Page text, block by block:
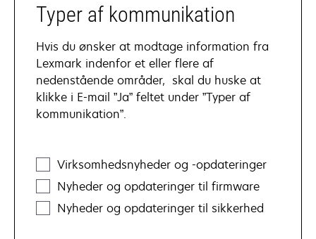
Typer af kommunikation
Hvis du ønsker at modtage information fra
Lexmark indenfor et eller flere af
nedenstående områder, skal du huske at
klikke i E-mail ”Ja” feltet under ”Typer af
kommunikation”.
communication
typesVirksomhedsnyheder og -opdateringer
Nyheder og opdateringer til firmware
Nyheder og opdateringer til sikkerhed